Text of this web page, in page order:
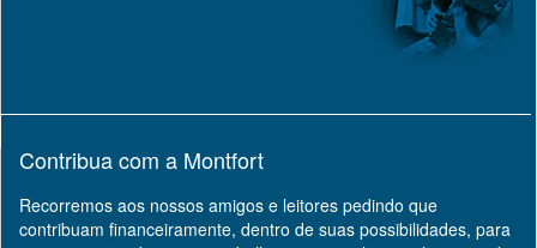
Contribua com a Montfort
Recorremos aos nossos amigos e leitores pedindo que
contribuam financeiramente, dentro de suas possibilidades, para